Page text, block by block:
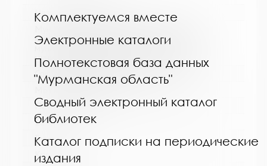
Комплектуемся вместе
Электронные каталоги
Полнотекстовая база данных
"Мурманская область"
Сводный электронный каталог
библиотек
Каталог подписки на периодические
издания
Название библиотеки:
культуры "Кольская детская библиотека"
муниципального образования Кольский
муниципальный округ Мурманской области
Сокращенное название:
МБУК "Кольская детская библиотека"
Почтовый индекс:
184381
Город:
Кола